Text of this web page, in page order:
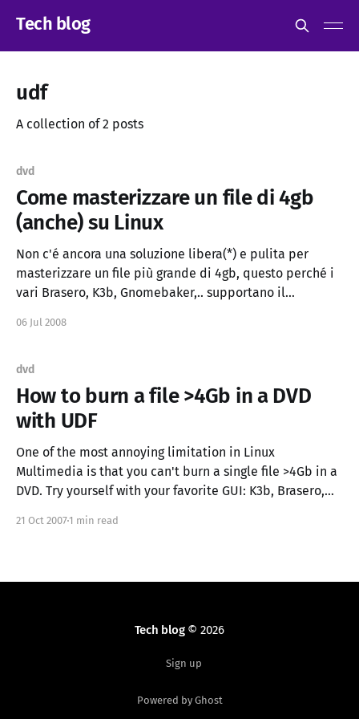
Tech blog
udf
A collection of 2 posts
dvd
Come masterizzare un file di 4gb
(anche) su Linux
Non c'é ancora una soluzione libera(*) e pulita per
masterizzare un file più grande di 4gb, questo perché i
vari Brasero, K3b, Gnomebaker,.. supportano il
solo passaggio intermedio si riesce ad ovviare a questo
06 Jul 2008
dvd
How to burn a file >4Gb in a DVD
with UDF
One of the most annoying limitation in Linux
Multimedia is that you can't burn a single file >4Gb in a
DVD. Try yourself with your favorite GUI: K3b, Brasero,
support UDF filesystem but the >4gb limitation is
21 Oct 2007 1 min read
Tech blog© 2026
Sign up
Powered by Ghost